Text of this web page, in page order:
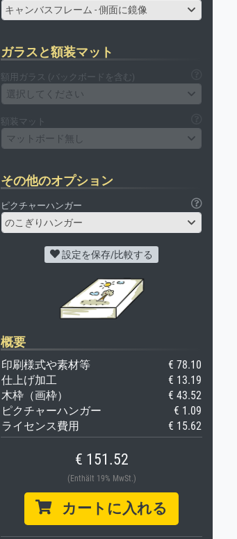
キャンバスフレーム - 側面に鏡像
ガラスと額装マット
額用ガラス (バックボードを含む)
選択してください
額装マット
マットボード無し
その他のオプション
ピクチャーハンガー
のこぎりハンガー
設定を保存/比較する
概要
印刷様式や素材等
€ 78.10
仕上げ加工
€ 13.19
木枠（画枠）
€ 43.52
ピクチャーハンガー
€ 1.09
ライセンス費用
€ 15.62
€ 151.52
(Enthält 19% MwSt.)
カートに入れる